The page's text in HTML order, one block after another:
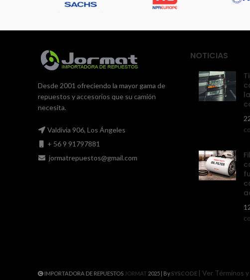
Desde 2001 ofreciendo la mayor gama de
repuestos y accesorios que su camión
necesita.
Valdivia 906, Los Ángeles
+ 56 9 91797881
jormatrepuestos@gmail.com
NOTICIAS
IMPORTADORA DE REPUESTOS JORMAT 2025 | BySYSCODE | Ver Términos